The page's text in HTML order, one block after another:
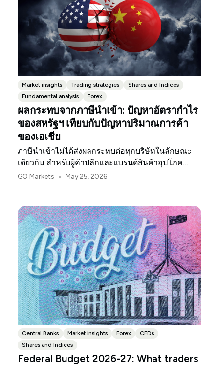
Market insights Trading strategies
Shares and Indices
Fundamental analysis
Forex
ผลกระทบจากภาษีนำเข้า: ปัญหาอัตรากำไร
ของสหรัฐฯ เทียบกับปัญหาปริมาณการค้า
ของเอเชีย
ภาษีนำเข้าไม่ได้ส่งผลกระทบต่อทุกบริษัทในลักษณะ
เดียวกัน สำหรับผู้ค้าปลีกและแบรนด์สินค้าอุปโภค
บริโภคในสหรัฐฯ จุดกดดันแรกมักจะเป็นอัตรากำไร
GO Markets • May 25, 2026
Central Banks Market insights Forex
CFDs
Shares and Indices
Federal Budget 2026-27: What traders